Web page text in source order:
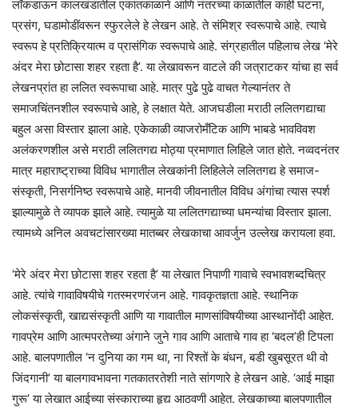
लॉकडाऊन कालखंडातील एकांतकाळाने आणि नंतरच्या काळातील काही घटना,
प्रसंग, घडामोडींवरून स्फुरलेले हे लेखन आहे. ते संमिश्र स्वरूपाचे आहे. त्याचे
स्वरूप हे प्रतिक्रियात्म व प्रासंगिक स्वरूपाचे आहे. संग्रहातील पहिलाच लेख ‘मेरे
अंदर मेरा छोटासा शहर रहता है’. या लेखावरून वाटले की जत्राटकर यांचा हा सर्व
लेखनप्रांत हा ललित स्वरूपाचा आहे. मात्र पुढे पुढे वाचत गेल्यानंतर ते
समाजचिंतनशील स्वरूपाचे आहे, हे लक्षात येते. आजघडीला मराठी ललितगद्याचा
बहुल असा विस्तार झाला आहे. एकेकाळी व्याजरोमँटिक आणि भाबडे भावविवश
अलंकरणशील असे मराठी ललितगद्य मोठ्या प्रमाणात लिहिले जात होते. नव्वदनंतर
मात्र महाराष्ट्राच्या विविध भागातील लेखकांनी लिहिलेले ललितगद्य हे समाज-
संस्कृती, निसर्गनिष्ठ स्वरूपाचे आहे. मानवी जीवनातील विविध अंगांचा त्यास स्पर्श
झाल्यामुळे ते व्यापक झाले आहे. त्यामुळे या ललितगद्याच्या धमन्यांचा विस्तार झाला.
त्यामध्ये अनिल अवचटांसारख्या मातब्बर लेखकाचा आवर्जुन उल्लेख करायला हवा.
‘मेरे अंदर मेरा छोटासा शहर रहता है’ या लेखात निपाणी गावाचे स्वभावशब्दचित्र
आहे. त्यांचे गावाविषयीचे गतस्मरणरंजन आहे. गावकृतज्ञता आहे. स्थानिक
लोकसंस्कृती, खाद्यसंस्कृती आणि या गावातील माणसांविषयीच्या आस्थानोंदी आहेत.
गावप्रेम आणि आत्मपरतेच्या अंगाने जुने गाव आणि आताचे गाव हा ‘बदल’ही टिपला
आहे. बालपणातील ‘न दुनिया का गम था, ना रिश्तों के बंधन, बडी खुबसूरत थी वो
जिंदगानी’ या बालगावभावना गतकातरतेशी नाते सांगणारे हे लेखन आहे. ‘आई माझा
गुरू’ या लेखात आईच्या संस्काराच्या हृद्य आठवणी आहेत. लेखकाच्या बालपणातील